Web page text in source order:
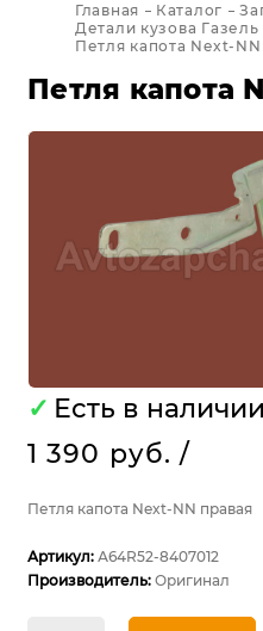
Главная Каталог
Детали кузова Газель
Петля капота Next-
Петля капота
✓ Есть в наличии
1 390 руб. /
Петля капота Next-NN правая
Артикул: А64R52-8407012
Производитель: Оригинал